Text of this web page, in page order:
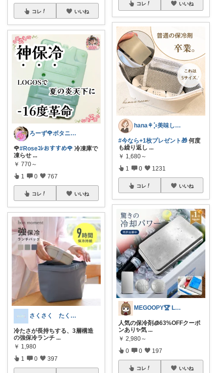
コレ いいね
ろーず🌹ボタニカルママシール屋さん
🌹#Roseｺﾚおすすめ🌹 冷凍庫で
凍らせ ...
￥ 770～
1 0 767
コレ いいね
さくさく たくさんの訪問感謝です🙇
冷たさが長持ちする、3層構造
の強保冷ランチ ...
￥ 1,980
1 0 397
コレ いいね
hana‎‎⚘⡱美味しい暮らし🤍𐙚
#今なら+1枚プレゼント🎁 何度
も繰り返し ...
￥ 1,680～
1 0 1231
コレ いいね
MEGOOPY🏆 LᵒᵛᵉᎽ༠ᐡ❤︎
人気の保冷剤🧊63%OFFクーポ
ンあり✨気 ...
￥ 2,980～
0 0 197
コレ いいね